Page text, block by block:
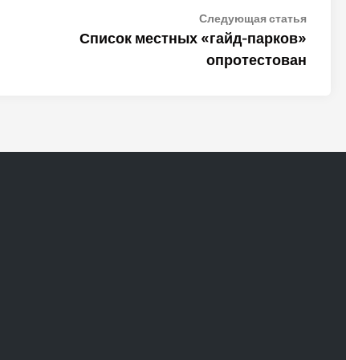
Следующая статья
Список местных «гайд-парков»
опротестован